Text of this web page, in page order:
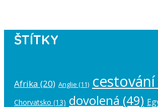
ŠTÍTKY
Afrika (20) Anglie (11) cestování
Chorvatsko (13) dovolená (49)